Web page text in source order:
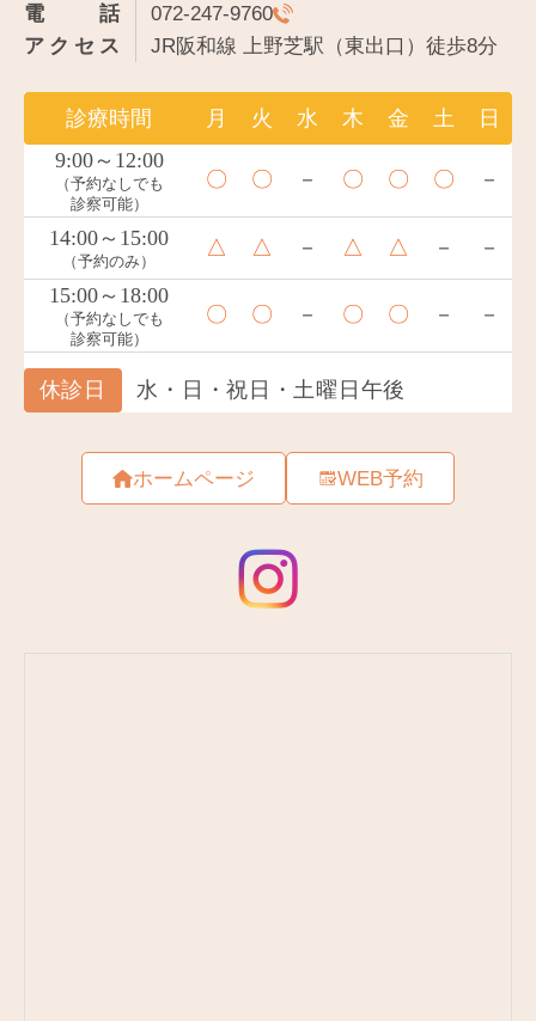
電話
072-247-9760
アクセス
JR阪和線 上野芝駅（東出口）徒歩8分
ホームページ WEB予約